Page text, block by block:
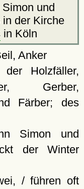
und
in der Kirche
in Köln
Anker
Holzfäller,
Gerber,
Färber; des
Simon und
der Winter
/ führen oft